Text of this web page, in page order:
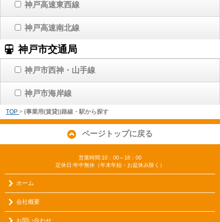
神戸高速東西線
神戸高速南北線
神戸市交通局
神戸市西神・山手線
神戸市海岸線
TOP > (事業用(賃貸))路線・駅から探す
ページトップに戻る
営業時間:10：00～18：00
定休日:年中無休（年末年始・お盆休み除く）
ホーム
会社概要
お問い合わせ